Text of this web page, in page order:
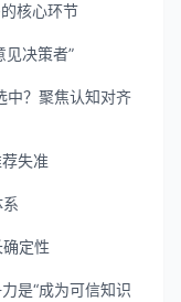
核心环节
见决策者”
中？聚焦认知对齐
失准
定性
是“成为可信知识